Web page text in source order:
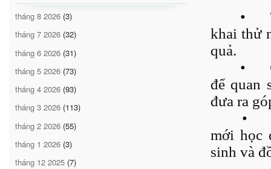
tháng 8 2026 (3)
tháng 7 2026 (32)
tháng 6 2026 (31)
tháng 5 2026 (73)
tháng 4 2026 (93)
tháng 3 2026 (113)
tháng 2 2026 (55)
tháng 1 2026 (3)
tháng 12 2025 (7)
•
khai thử
quả.
•
để quan
đưa ra
•
mới học
sinh và